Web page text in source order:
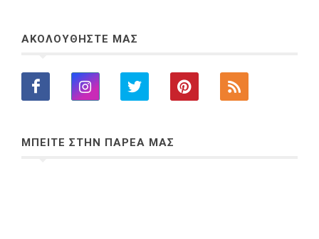
ΑΚΟΛΟΥΘΗΣΤΕ ΜΑΣ
ΜΠΕΙΤΕ ΣΤΗΝ ΠΑΡΕΑ ΜΑΣ